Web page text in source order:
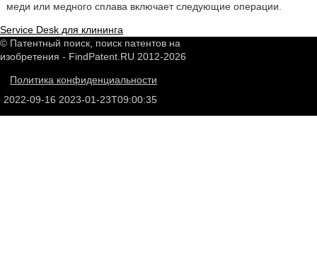
меди или медного сплава включает следующие операции.
Service Desk для клининга
© Патентный поиск, поиск патентов на
изобретения - FindPatent.RU 2012-2026
Политика конфиденциальности
2022-09-16 2023-01-23T09:00:35